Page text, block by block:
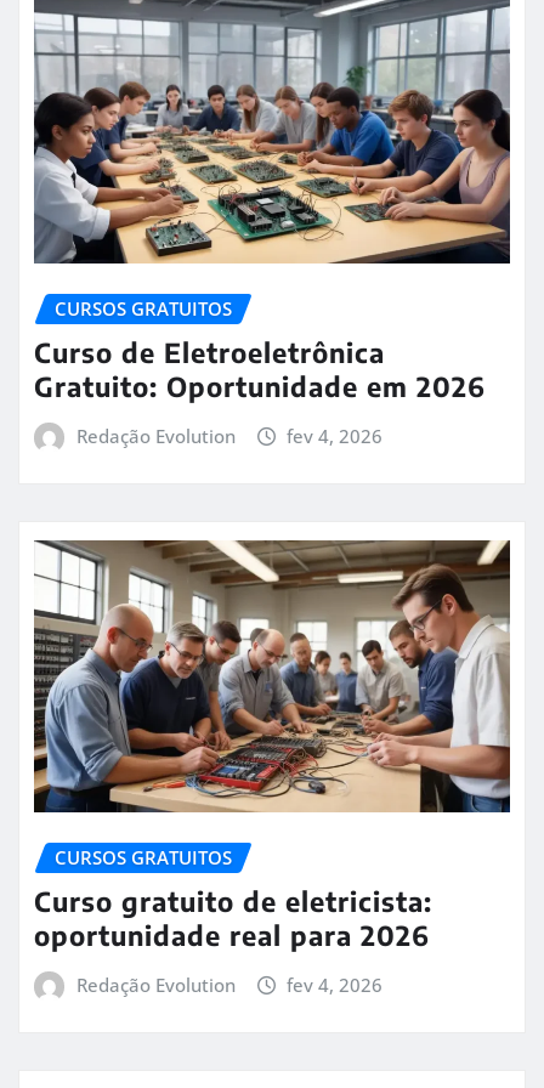
CURSOS GRATUITOS
Curso de Eletroeletrônica
Gratuito: Oportunidade em 2026
Redação Evolution fev 4, 2026
CURSOS GRATUITOS
Curso gratuito de eletricista:
oportunidade real para 2026
Redação Evolution fev 4, 2026